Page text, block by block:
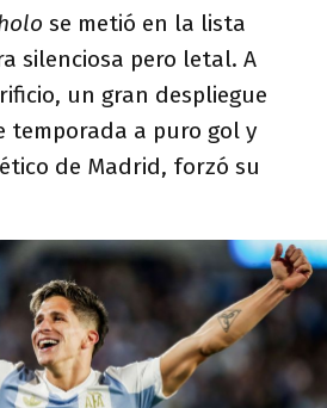
se metió en la lista
silenciosa pero letal. A
un gran despliegue
temporada a puro gol y
de Madrid, forzó su